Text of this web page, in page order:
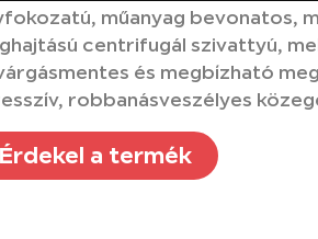
műanyag bevonatos,
centrifugál szivattyú,
és megbízható
robbanásveszélyes
Érdekel a termék